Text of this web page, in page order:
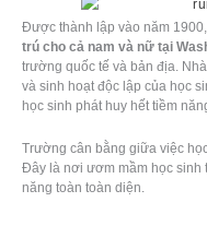
Được thành lập vào năm 1900,
trú cho cả nam và nữ tại
trường quốc tế và bản địa.
và sinh hoạt độc lập của học
học sinh phát huy hết tiềm
Trường cân bằng giữa việc
Đây là nơi ươm mầm học
năng toàn toàn diện.